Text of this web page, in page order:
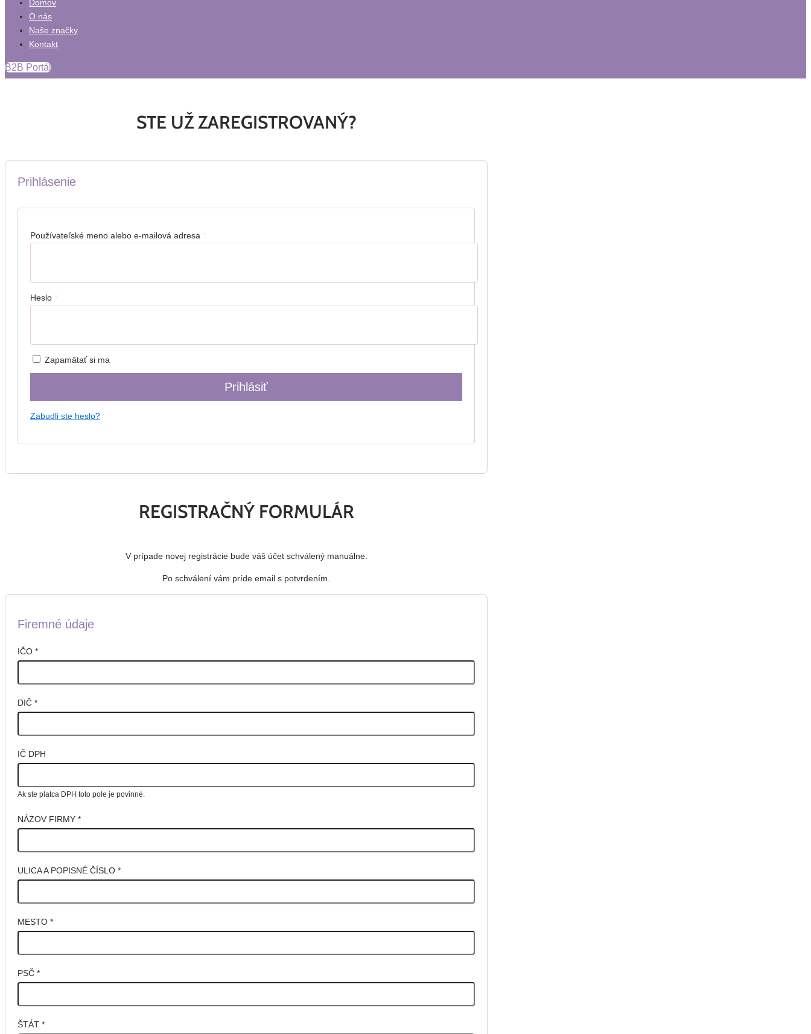
Domov
O nás
Naše značky
Kontakt
B2B Portál
STE UŽ ZAREGISTROVANÝ?
Prihlásenie
Používateľské meno alebo e-mailová adresa *
Heslo *
Zapamätať si ma
Prihlásiť
Zabudli ste heslo?
REGISTRAČNÝ FORMULÁR
V prípade novej registrácie bude váš účet schválený manuálne.
Po schválení vám príde email s potvrdením.
Firemné údaje
IČO *
DIČ *
IČ DPH
Ak ste platca DPH toto pole je povinné.
NÁZOV FIRMY *
ULICA A POPISNÉ ČÍSLO *
MESTO *
PSČ *
ŠTÁT *